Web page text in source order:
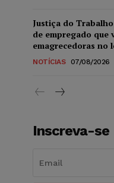
Justiça do
de empregado que
emagrecedoras no
NOTÍCIAS 07/08/2026
Inscreva-se